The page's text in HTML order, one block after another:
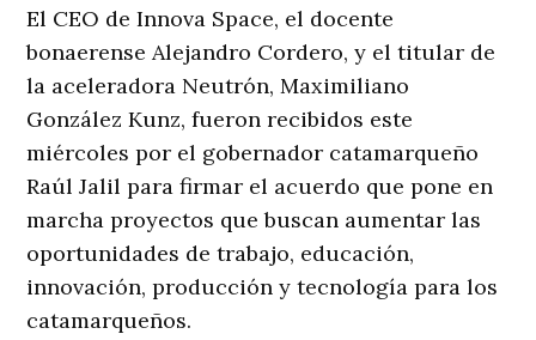
El CEO de Innova Space, el docente
bonaerense Alejandro Cordero, y el titular de
la aceleradora Neutrón, Maximiliano
González Kunz, fueron recibidos este
miércoles por el gobernador catamarqueño
Raúl Jalil para firmar el acuerdo que pone en
marcha proyectos que buscan aumentar las
oportunidades de trabajo, educación,
innovación, producción y tecnología para los
catamarqueños.